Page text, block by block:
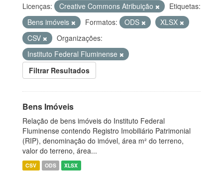
Licenças: Creative Commons Atribuição
Etiquetas:
Bens imóveis
Formatos: ODS
XLSX
CSV
Organizações:
Instituto Federal Fluminense
Filtrar Resultados
Bens Imóveis
Relação de bens imóveis do Instituto Federal
Fluminense contendo Registro Imobiliário Patrimonial
(RIP), denominação do imóvel, área m² do terreno,
valor do terreno, área...
CSV ODS XLSX